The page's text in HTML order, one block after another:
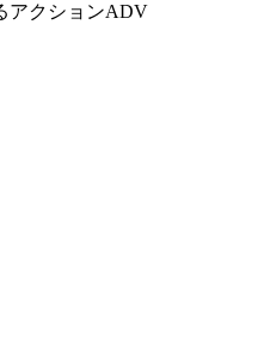
アクションADV